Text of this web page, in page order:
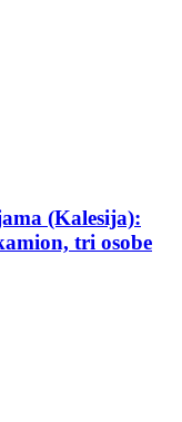
(Kalesija):
tri osobe